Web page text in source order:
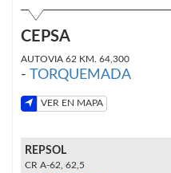
CEPSA
AUTOVIA 62 KM. 64,300
- TORQUEMADA
VER EN MAPA
REPSOL
CR A-62, 62,5